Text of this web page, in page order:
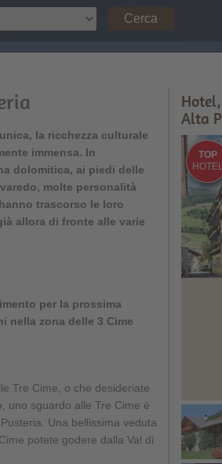
Cerca
la ricchezza culturale
immensa. In
dolomitica, ai piedi delle
molte personalità
trascorso le loro
allora di fronte alle varie
per la prossima
nella zona delle 3 Cime
Tre Cime, o che desideriate
uno sguardo alle Tre Cime è
Una bellissima veduta
potete godere dalla Val di
Alta
TOP
HOTEL